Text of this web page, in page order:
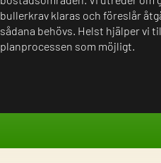
bullerkrav klaras och föreslår
sådana behövs. Helst hjälper vi
planprocessen som möjligt.